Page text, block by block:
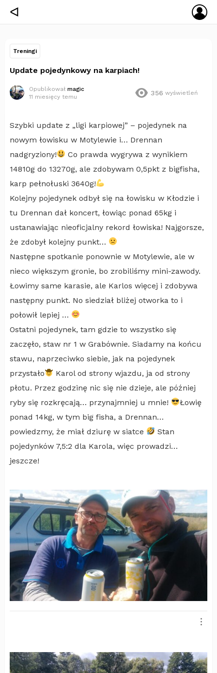
ᐊ
Treningi
Update pojedynkowy na karpiach!
Opublikował magic
11 miesięcy temu
356 wyświetleń
Szybki update z „ligi karpiowej” – pojedynek na
nowym łowisku w Motylewie i… Drennan
nadgryziony!
Co prawda wygrywa z wynikiem
14810g do 13270g, ale zdobywam 0,5pkt z bigfisha,
karp pełnołuski 3640g!
Kolejny pojedynek odbył się na łowisku w Kłodzie i
tu Drennan dał koncert, łowiąc ponad 65kg i
ustanawiając nieoficjalny rekord łowiska! Najgorsze,
że zdobył kolejny punkt…
Następne spotkanie ponownie w Motylewie, ale w
nieco większym gronie, bo zrobiliśmy mini-zawody.
Łowimy same karasie, ale Karlos więcej i zdobywa
następny punkt. No siedział bliżej otworka to i
połowił lepiej …
Ostatni pojedynek, tam gdzie to wszystko się
zaczęło, staw nr 1 w Grabównie. Siadamy na końcu
stawu, naprzeciwko siebie, jak na pojedynek
przystało
Karol od strony wjazdu, ja od strony
płotu. Przez godzinę nic się nie dzieje, ale później
ryby się rozkręcają… przynajmniej u mnie!
Łowię
ponad 14kg, w tym big fisha, a Drennan…
powiedzmy, że miał dziurę w siatce
Stan
pojedynków 7,5:2 dla Karola, więc prowadzi…
jeszcze!